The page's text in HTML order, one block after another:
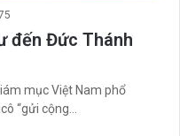
đến Đức Thánh
mục Việt Nam phổ
“gửi cộng…